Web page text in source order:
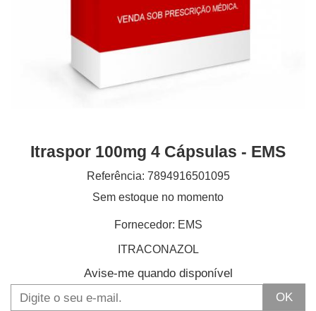
Itraspor 100mg 4 Cápsulas - EMS
Referência: 7894916501095
Sem estoque no momento
Fornecedor: EMS
ITRACONAZOL
Avise-me quando disponível
OK